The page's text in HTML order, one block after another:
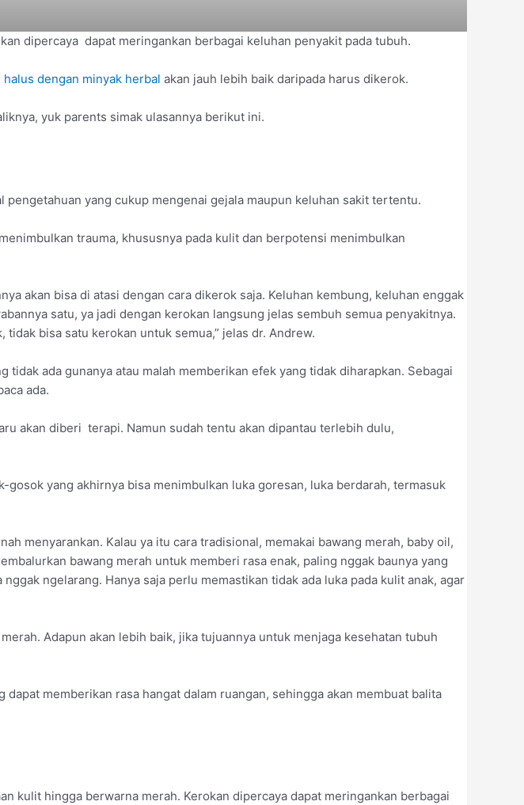
dipercaya dapat meringankan berbagai keluhan penyakit pada tubuh.
halus dengan minyak herbal akan jauh lebih baik daripada harus dikerok.
yuk parents simak ulasannya berikut ini.
yang cukup mengenai gejala maupun keluhan sakit tertentu.
trauma, khususnya pada kulit dan berpotensi menimbulkan
akan bisa di atasi dengan cara dikerok saja. Keluhan kembung, keluhan enggak
satu, ya jadi dengan kerokan langsung jelas sembuh semua penyakitnya.
bisa satu kerokan untuk semua,” jelas dr. Andrew.
ada gunanya atau malah memberikan efek yang tidak diharapkan. Sebagai
ada.
akan diberi terapi. Namun sudah tentu akan dipantau terlebih dulu,
yang akhirnya bisa menimbulkan luka goresan, luka berdarah, termasuk
menyarankan. Kalau ya itu cara tradisional, memakai bawang merah, baby oil,
bawang merah untuk memberi rasa enak, paling nggak baunya yang
ngelarang. Hanya saja perlu memastikan tidak ada luka pada kulit anak, agar
Adapun akan lebih baik, jika tujuannya untuk menjaga kesehatan tubuh
dapat memberikan rasa hangat dalam ruangan, sehingga akan membuat balita
kulit hingga berwarna merah. Kerokan dipercaya dapat meringankan berbagai